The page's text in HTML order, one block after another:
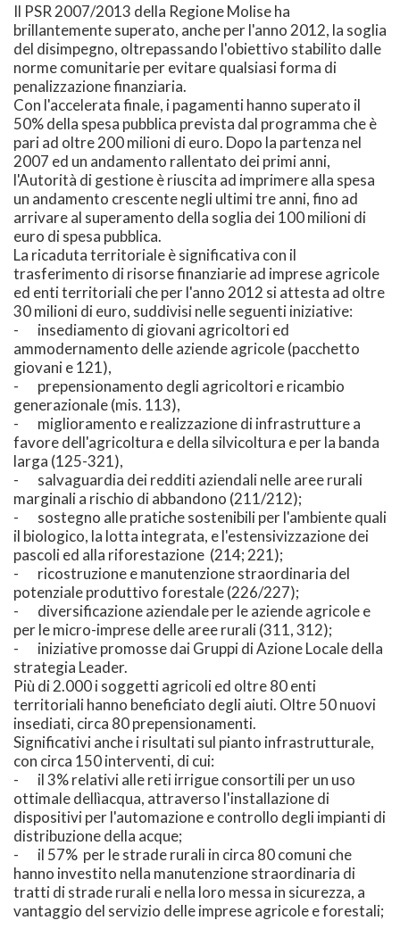
Il PSR 2007/2013 della Regione Molise ha
brillantemente superato, anche per l'anno 2012, la soglia
del disimpegno, oltrepassando l'obiettivo stabilito dalle
norme comunitarie per evitare qualsiasi forma di
penalizzazione finanziaria.
Con l'accelerata finale, i pagamenti hanno superato il
50% della spesa pubblica prevista dal programma che è
pari ad oltre 200 milioni di euro. Dopo la partenza nel
2007 ed un andamento rallentato dei primi anni,
l'Autorità di gestione è riuscita ad imprimere alla spesa
un andamento crescente negli ultimi tre anni, fino ad
arrivare al superamento della soglia dei 100 milioni di
euro di spesa pubblica.
La ricaduta territoriale è significativa con il
trasferimento di risorse finanziarie ad imprese agricole
ed enti territoriali che per l'anno 2012 si attesta ad oltre
30 milioni di euro, suddivisi nelle seguenti iniziative:
- insediamento di giovani agricoltori ed
ammodernamento delle aziende agricole (pacchetto
giovani e 121),
- prepensionamento degli agricoltori e ricambio
generazionale (mis. 113),
- miglioramento e realizzazione di infrastrutture a
favore dell'agricoltura e della silvicoltura e per la banda
larga (125-321),
- salvaguardia dei redditi aziendali nelle aree rurali
marginali a rischio di abbandono (211/212);
- sostegno alle pratiche sostenibili per l'ambiente quali
il biologico, la lotta integrata, e l'estensivizzazione dei
pascoli ed alla riforestazione (214; 221);
- ricostruzione e manutenzione straordinaria del
potenziale produttivo forestale (226/227);
- diversificazione aziendale per le aziende agricole e
per le micro-imprese delle aree rurali (311, 312);
- iniziative promosse dai Gruppi di Azione Locale della
strategia Leader.
Più di 2.000 i soggetti agricoli ed oltre 80 enti
territoriali hanno beneficiato degli aiuti. Oltre 50 nuovi
insediati, circa 80 prepensionamenti.
Significativi anche i risultati sul pianto infrastrutturale,
con circa 150 interventi, di cui:
- il 3% relativi alle reti irrigue consortili per un uso
ottimale dellìacqua, attraverso l'installazione di
dispositivi per l'automazione e controllo degli impianti di
distribuzione della acque;
- il 57% per le strade rurali in circa 80 comuni che
hanno investito nella manutenzione straordinaria di
tratti di strade rurali e nella loro messa in sicurezza, a
vantaggio del servizio delle imprese agricole e forestali;